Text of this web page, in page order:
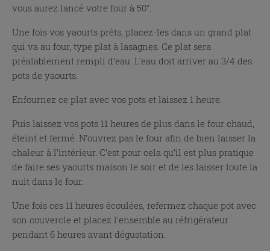
vous aurez lancé votre four à 50°.
Une fois vos yaourts prêts, placez-les dans un grand plat
qui va au four, type plat à lasagnes. Ce plat sera
préalablement rempli d’eau. L’eau doit arriver au 3/4 des
pots de yaourts.
Enfournez ce plat avec vos pots et laissez 1 heure.
Puis laissez vos pots 11 heures de plus dans le four chaud,
éteint et fermé. N’ouvrez pas le four afin de bien laisser la
chaleur à l’intérieur. C’est pour cela qu’il est plus pratique
de faire ses yaourts maison le soir et de les laisser toute la
nuit dans le four.
Une fois ces 11 heures écoulées, refermez chaque pot avec
son couvercle et placez l’ensemble au réfrigérateur
pendant 6 heures avant dégustation.